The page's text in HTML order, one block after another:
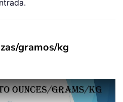
gramos/kg